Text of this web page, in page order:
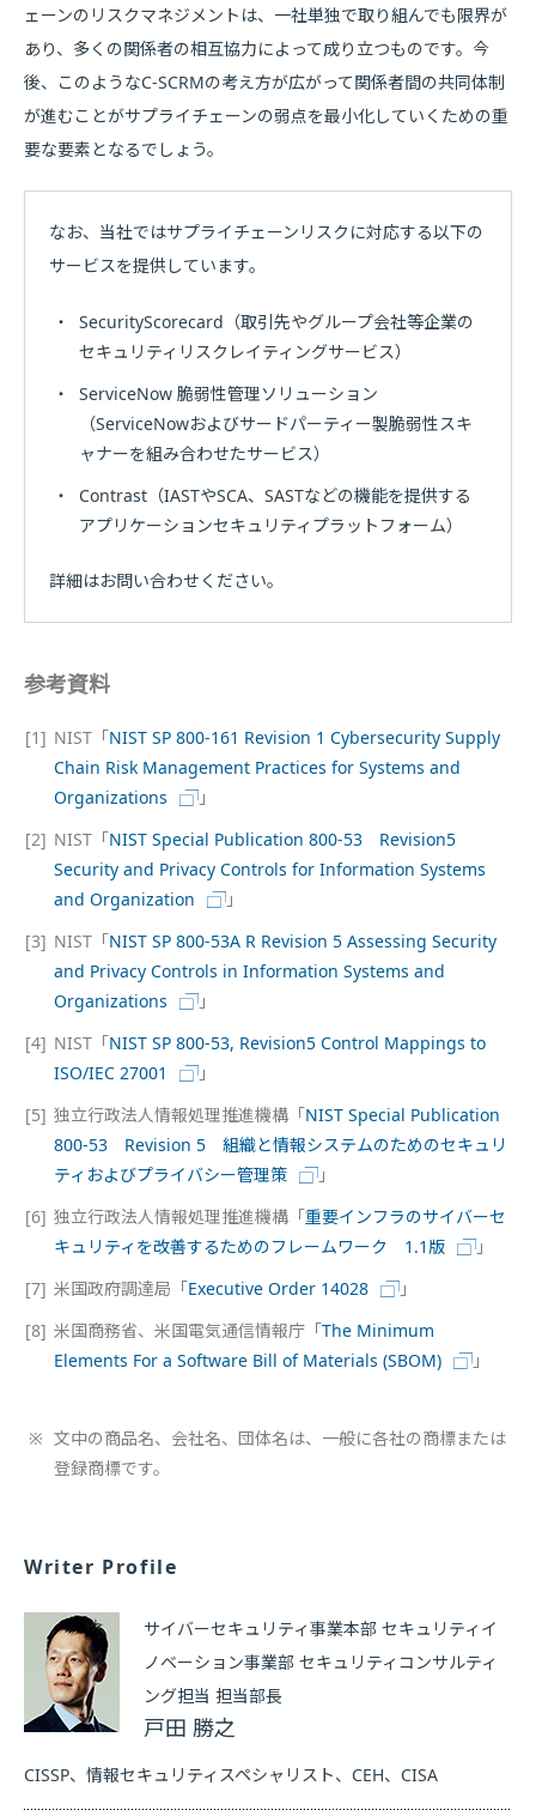
ェーンのリスクマネジメントは、一社単独で取り組んでも限界が
あり、多くの関係者の相互協力によって成り立つものです。今
後、このようなC-SCRMの考え方が広がって関係者間の共同体制
が進むことがサプライチェーンの弱点を最小化していくための重
要な要素となるでしょう。
なお、当社ではサプライチェーンリスクに対応する以下の
サービスを提供しています。
・
SecurityScorecard（取引先やグループ会社等企業の
セキュリティリスクレイティングサービス）
・
ServiceNow 脆弱性管理ソリューション
（ServiceNowおよびサードパーティー製脆弱性スキ
ャナーを組み合わせたサービス）
・
Contrast（IASTやSCA、SASTなどの機能を提供する
アプリケーションセキュリティプラットフォーム）
詳細はお問い合わせください。
参考資料
[1] NIST「NIST SP 800-161 Revision 1 Cybersecurity Supply
Chain Risk Management Practices for Systems and
Organizations
」
[2] NIST「NIST Special Publication 800-53 Revision5
Security and Privacy Controls for Information Systems
and Organization
」
[3] NIST「NIST SP 800-53A R Revision 5 Assessing Security
and Privacy Controls in Information Systems and
Organizations
」
[4] NIST「NIST SP 800-53, Revision5 Control Mappings to
ISO/IEC 27001
」
[5] 独立行政法人情報処理推進機構「NIST Special Publication
800-53 Revision 5 組織と情報システムのためのセキュリ
ティおよびプライバシー管理策
」
[6] 独立行政法人情報処理推進機構「重要インフラのサイバーセ
キュリティを改善するためのフレームワーク 1.1版
」
[7] 米国政府調達局「Executive Order 14028
」
[8] 米国商務省、米国電気通信情報庁「The Minimum
Elements For a Software Bill of Materials (SBOM)
」
※ 文中の商品名、会社名、団体名は、一般に各社の商標または
登録商標です。
Writer Profile
サイバーセキュリティ事業本部 セキュリティイ
ノベーション事業部 セキュリティコンサルティ
ング担当 担当部長
戸田 勝之
CISSP、情報セキュリティスペシャリスト、CEH、CISA